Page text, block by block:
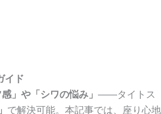
イド
」や「シワの悩み」 ——タイトス
で解決可能。本記事では、座り心地